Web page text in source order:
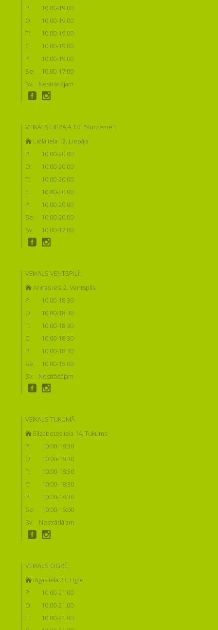
P:
10:00-19:00
O:
10:00-19:00
T:
10:00-19:00
C:
10:00-19:00
P:
10:00-19:00
Se:
10:00-17:00
Sv:
Nestrādājam
VEIKALS LIEPĀJĀ T/C "Kurzeme":
Lielā iela 13, Liepāja
P:
10:00-20:00
O:
10:00-20:00
T:
10:00-20:00
C:
10:00-20:00
P:
10:00-20:00
Se:
10:00-20:00
Sv:
10:00-17:00
VEIKALS VENTSPILĪ:
Annas iela 2, Ventspils
P:
10:00-18:30
O:
10:00-18:30
T:
10:00-18:30
C:
10:00-18:30
P:
10:00-18:30
Se:
10:00-15:00
Sv:
Nestrādājam
VEIKALS TUKUMĀ
Elizabetes iela 14, Tukums
P:
10:00-18:30
O:
10:00-18:30
T:
10:00-18:30
C:
10:00-18:30
P:
10:00-18:30
Se:
10:00-15:00
Sv:
Nestrādājam
VEIKALS OGRĒ:
Rīgas iela 23, Ogre
P:
10:00-21:00
O:
10:00-21:00
T:
10:00-21:00